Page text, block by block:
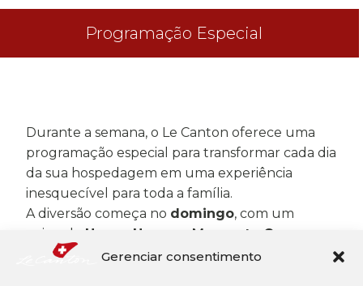
Gerenciar consentimento
Programação Especial
Durante a semana, o Le Canton oferece uma
programação especial para transformar cada dia
da sua hospedagem em uma experiência
inesquecível para toda a família.
A diversão começa no domingo, com um
animado Happy Hour Momento Camp
reunindo hóspedes em uma experiência de